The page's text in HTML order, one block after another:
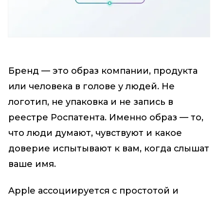
Бренд — это образ компании, продукта
или человека в голове у людей. Не
логотип, не упаковка и не запись в
реестре Роспатента. Именно образ — то,
что люди думают, чувствуют и какое
доверие испытывают к вам, когда слышат
ваше имя.
Apple ассоциируется с простотой и